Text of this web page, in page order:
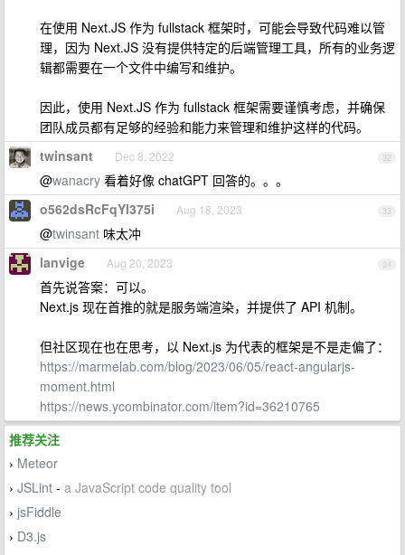
在使用 Next.JS 作为 fullstack 框架时，可能会导致代码难以管
理，因为 Next.JS 没有提供特定的后端管理工具，所有的业务逻
辑都需要在一个文件中编写和维护。
因此，使用 Next.JS 作为 fullstack 框架需要谨慎考虑，并确保
团队成员都有足够的经验和能力来管理和维护这样的代码。
32
twinsant Dec 8, 2022
@wanacry 看着好像 chatGPT 回答的。。。
33
o562dsRcFqYl375i Aug 18, 2023
@twinsant 味太冲
34
lanvige Aug 20, 2023
首先说答案：可以。
Next.js 现在首推的就是服务端渲染，并提供了 API 机制。
但社区现在也在思考，以 Next.js 为代表的框架是不是走偏了：
https://marmelab.com/blog/2023/06/05/react-angularjs-
moment.html
https://news.ycombinator.com/item?id=36210765
推荐关注
› Meteor
› JSLint - a JavaScript code quality tool
› jsFiddle
› D3.js